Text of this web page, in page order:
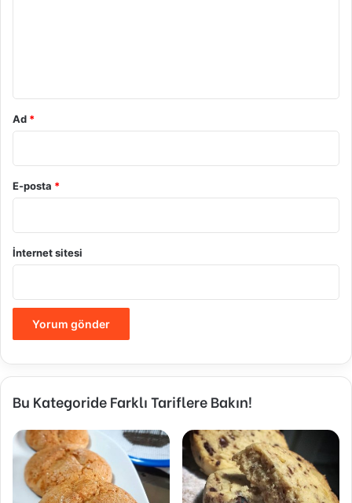
Ad *
E-posta *
İnternet sitesi
Bu Kategoride Farklı Tariflere Bakın!